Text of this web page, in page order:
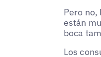
Pero
están
boca
Los